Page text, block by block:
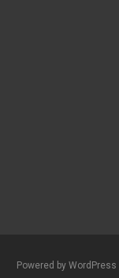
Powered by WordPress